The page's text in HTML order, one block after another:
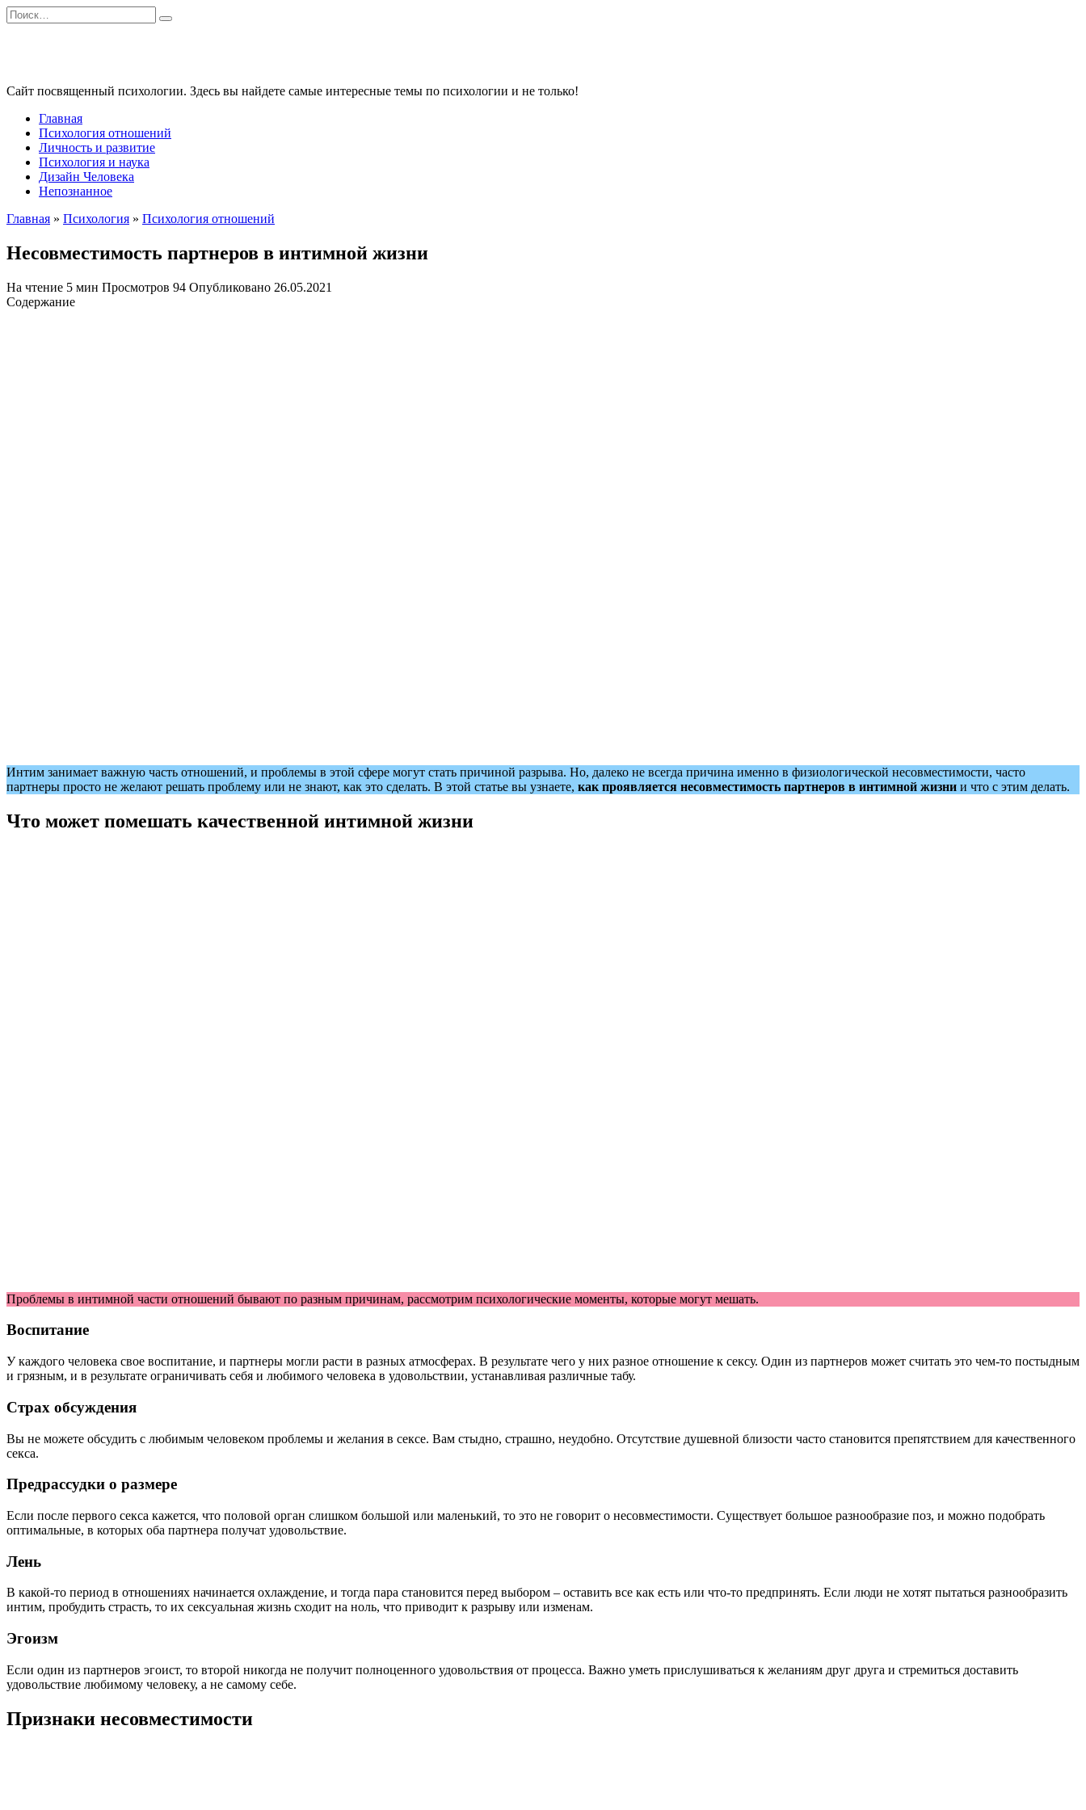
Перейти
к
Search
for:
Сайт посвященный психологии. Здесь вы найдете самые интересные темы по психологии и не только!
Главная
Психология отношений
Личность и развитие
Психология и наука
Дизайн Человека
Непознанное
Главная » Психология » Психология отношений
Несовместимость партнеров в интимной жизни
На чтение 5 мин Просмотров 94 Опубликовано 26.05.2021
Содержание
Интим занимает важную часть отношений, и проблемы в этой сфере могут стать причиной разрыва. Но, далеко не всегда причина именно в физиологической несовместимости, часто
партнеры просто не желают решать проблему или не знают, как это сделать. В этой статье вы узнаете, как проявляется несовместимость партнеров в интимной жизни и что с этим делать.
Что может помешать качественной интимной жизни
Проблемы в интимной части отношений бывают по разным причинам, рассмотрим психологические моменты, которые могут мешать.
Воспитание
У каждого человека свое воспитание, и партнеры могли расти в разных атмосферах. В результате чего у них разное отношение к сексу. Один из партнеров может считать это чем-то постыдным
и грязным, и в результате ограничивать себя и любимого человека в удовольствии, устанавливая различные табу.
Страх обсуждения
Вы не можете обсудить с любимым человеком проблемы и желания в сексе. Вам стыдно, страшно, неудобно. Отсутствие душевной близости часто становится препятствием для качественного
секса.
Предрассудки о размере
Если после первого секса кажется, что половой орган слишком большой или маленький, то это не говорит о несовместимости. Существует большое разнообразие поз, и можно подобрать
оптимальные, в которых оба партнера получат удовольствие.
Лень
В какой-то период в отношениях начинается охлаждение, и тогда пара становится перед выбором – оставить все как есть или что-то предпринять. Если люди не хотят пытаться разнообразить
интим, пробудить страсть, то их сексуальная жизнь сходит на ноль, что приводит к разрыву или изменам.
Эгоизм
Если один из партнеров эгоист, то второй никогда не получит полноценного удовольствия от процесса. Важно уметь прислушиваться к желаниям друг друга и стремиться доставить
удовольствие любимому человеку, а не самому себе.
Признаки несовместимости